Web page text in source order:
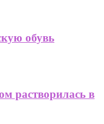
обувь
растворилась в